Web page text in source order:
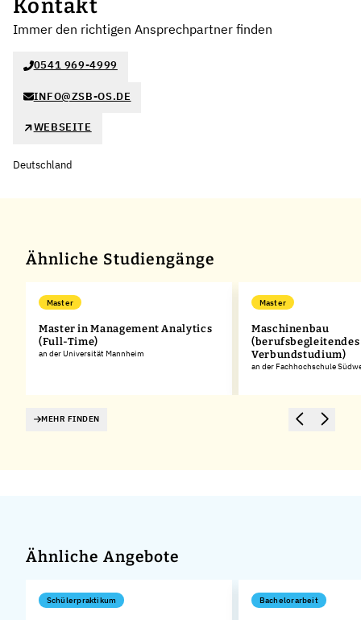
Kontakt
Immer den richtigen Ansprechpartner finden
0541 969-4999
INFO@ZSB-OS.DE
WEBSEITE
Deutschland
Ähnliche Studiengänge
Master
Master in Management Analytics
(Full-Time)
an der Universität Mannheim
Master
Maschinenbau
(berufsbegleitendes
Verbundstudium)
an der Fachhochschule
MEHR FINDEN
Ähnliche Angebote
Schülerpraktikum Bachelorarbeit